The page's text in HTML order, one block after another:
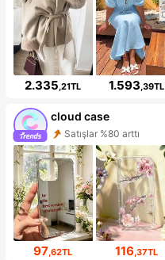
2.335,21TL 1.593,39TL
cloud case
Satışlar %80 arttı
97,62TL 116,37TL